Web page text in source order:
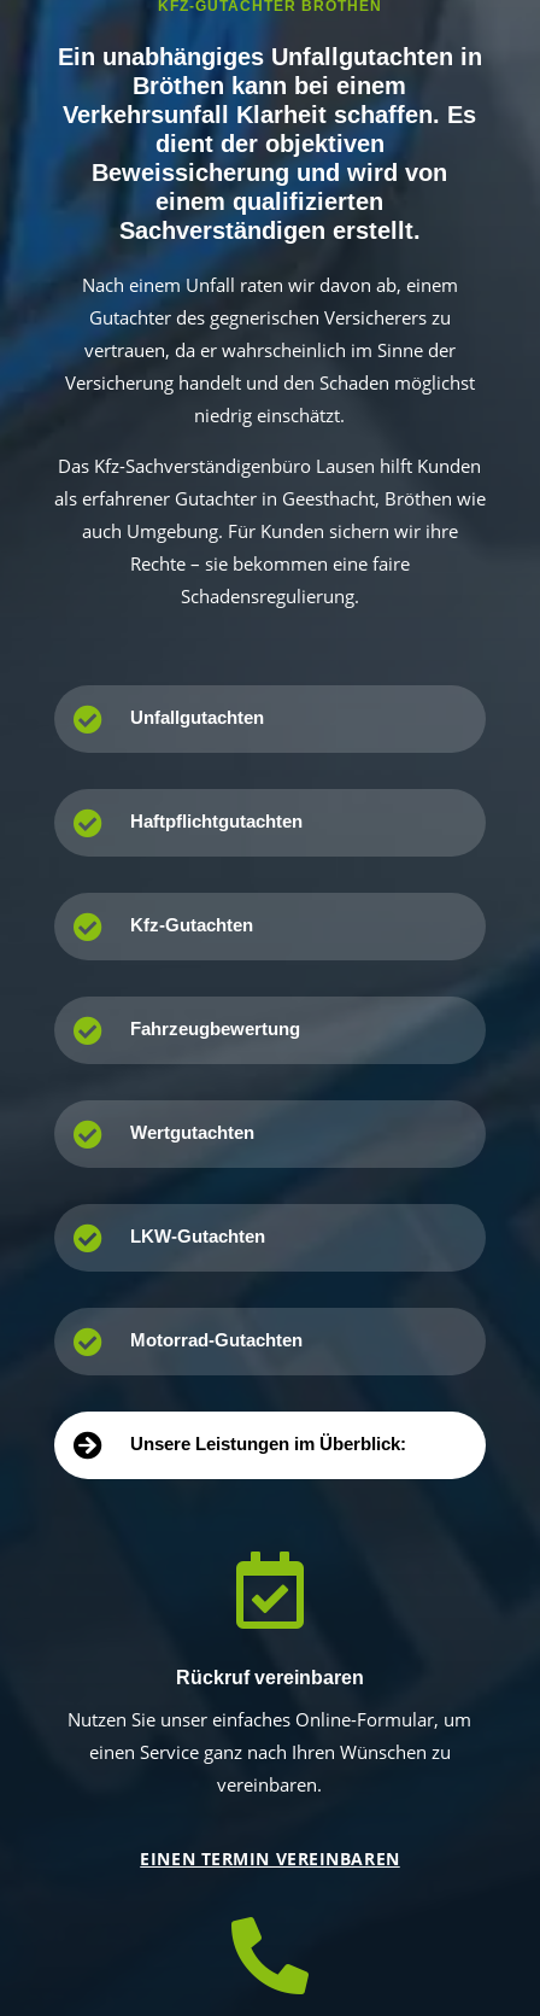
KFZ-GUTACHTER BRÖTHEN
Ein unabhängiges Unfallgutachten in
Bröthen kann bei einem
Verkehrsunfall Klarheit schaffen. Es
dient der objektiven
Beweissicherung und wird von
einem qualifizierten
Sachverständigen erstellt.
Nach einem Unfall raten wir davon ab, einem
Gutachter des gegnerischen Versicherers zu
vertrauen, da er wahrscheinlich im Sinne der
Versicherung handelt und den Schaden möglichst
niedrig einschätzt.
Das Kfz-Sachverständigenbüro Lausen hilft Kunden
als erfahrener Gutachter in Geesthacht, Bröthen wie
auch Umgebung. Für Kunden sichern wir ihre
Rechte – sie bekommen eine faire
Schadensregulierung.
 Unfallgutachten
 Haftpflichtgutachten
 Kfz-Gutachten
 Fahrzeugbewertung
 Wertgutachten
 LKW-Gutachten
 Motorrad-Gutachten
 Unsere Leistungen im Überblick:

Rückruf vereinbaren
Nutzen Sie unser einfaches Online-Formular, um
einen Service ganz nach Ihren Wünschen zu
vereinbaren.
EINEN TERMIN VEREINBAREN
